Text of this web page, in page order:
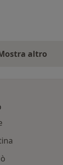
altro
opinioni